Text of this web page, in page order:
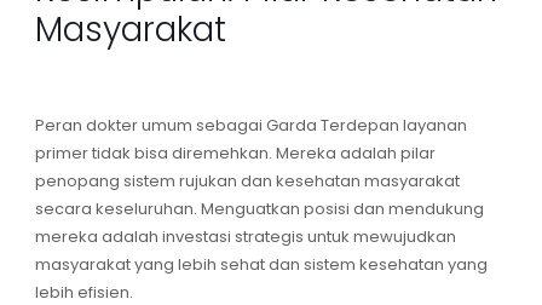
Masyarakat
Peran dokter umum sebagai Garda Terdepan layanan
primertidak bisa diremehkan. Mereka adalah pilar
penopang sistem rujukan dan kesehatan masyarakat
secara keseluruhan. Menguatkan posisi dan mendukung
mereka adalah investasi strategis untuk mewujudkan
masyarakat yang lebih sehat dan sistem kesehatan yang
lebih efisien.